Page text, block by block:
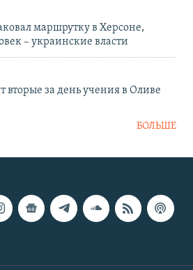
маршрутку в Херсоне,
– украинские власти
вторые за день учения в Оливе
БОЛЬШЕ